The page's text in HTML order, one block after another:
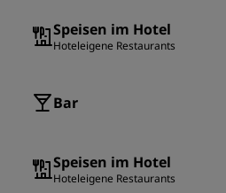
Speisen im Hotel
Hoteleigene Restaurants
Bar
Speisen im Hotel
Hoteleigene Restaurants